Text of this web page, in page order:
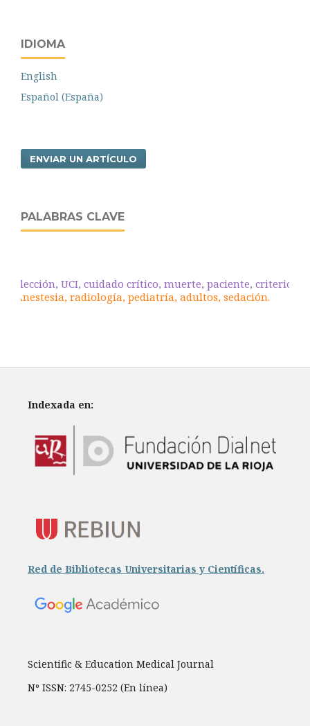
IDIOMA
English
Español (España)
ENVIAR UN ARTÍCULO
PALABRAS CLAVE
Anestesia, radiología, pediatría, adultos, sedación.
Selección, UCI, cuidado crítico, muerte, paciente, criterios.
Indexada en:
Red de Bibliotecas Universitarias y Científicas.
Scientific & Education Medical Journal
Nº ISSN: 2745-0252 (En línea)